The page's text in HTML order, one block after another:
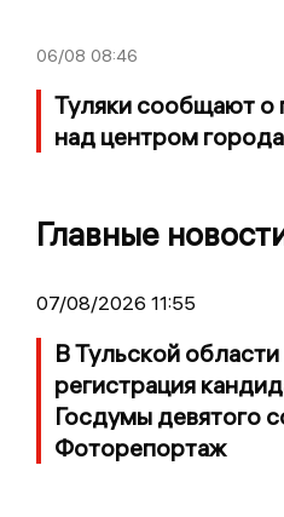
06/08 08:46
Туляки сообщают о
над центром города
Главные
07/08/2026 11:55
В Тульской
регистрация
Госдумы девятого
Фоторепортаж